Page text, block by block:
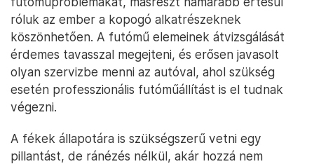
róluk az ember a kopogó alkatrészeknek
köszönhetően. A futómű elemeinek átvizsgálását
érdemes tavasszal megejteni, és erősen javasolt
olyan szervizbe menni az autóval, ahol szükség
esetén professzionális futóműállítást is el tudnak
végezni.
A fékek állapotára is szükségszerű vetni egy
pillantást, de ránézés nélkül, akár hozzá nem